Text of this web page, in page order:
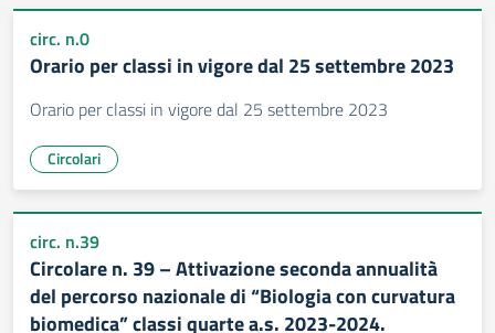
circ. n.0
Orario per classi in vigore dal 25 settembre 2023
Orario per classi in vigore dal 25 settembre 2023
Circolari
circ. n.39
Circolare n. 39 – Attivazione seconda annualità
del percorso nazionale di “Biologia con curvatura
biomedica” classi quarte a.s. 2023-2024.